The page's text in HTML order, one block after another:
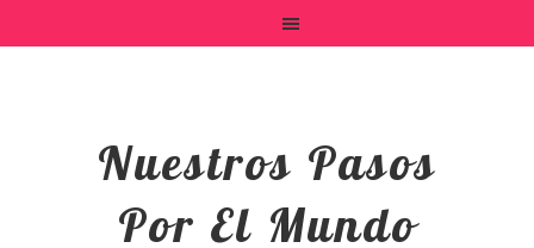
Nuestros Pasos
Por El Mundo